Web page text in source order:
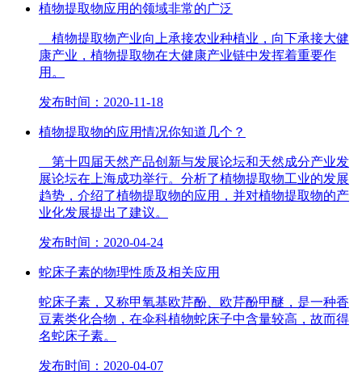
植物提取物应用的领域非常的广泛
植物提取物产业向上承接农业种植业，向下承接大健
康产业，植物提取物在大健康产业链中发挥着重要作
用。
发布时间：2020-11-18
植物提取物的应用情况你知道几个？
第十四届天然产品创新与发展论坛和天然成分产业发
展论坛在上海成功举行。分析了植物提取物工业的发展
趋势，介绍了植物提取物的应用，并对植物提取物的产
业化发展提出了建议。
发布时间：2020-04-24
蛇床子素的物理性质及相关应用
蛇床子素，又称甲氧基欧芹酚、欧芹酚甲醚，是一种香
豆素类化合物，在伞科植物蛇床子中含量较高，故而得
名蛇床子素。
发布时间：2020-04-07